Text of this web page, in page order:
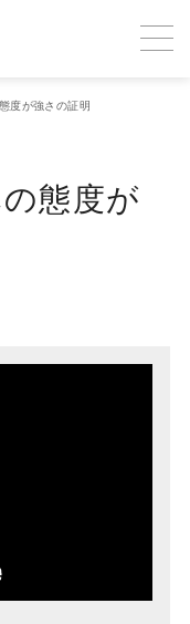
度が強さの証明
態度が